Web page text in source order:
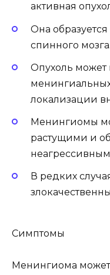
активная
Она
спинного мозга.
Опухоль может
локализации
Менингиомы
растущими и
В редких
Симптомы
Менингиома